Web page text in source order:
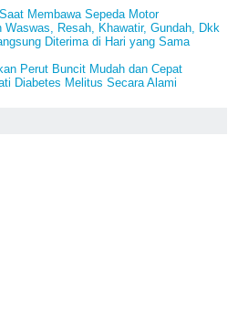
Membawa Sepeda Motor
Waswas, Resah, Khawatir, Gundah, Dkk
Diterima di Hari yang Sama
Perut Buncit Mudah dan Cepat
Diabetes Melitus Secara Alami